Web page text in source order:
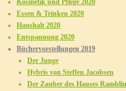
Kosmetik und Pflege 2020
Essen & Trinken 2020
Haushalt 2020
Entspannung 2020
Büchervorstellungen 2019
Der Junge
Hybris von Steffen Jacobsen
Der Zauber des Hauses